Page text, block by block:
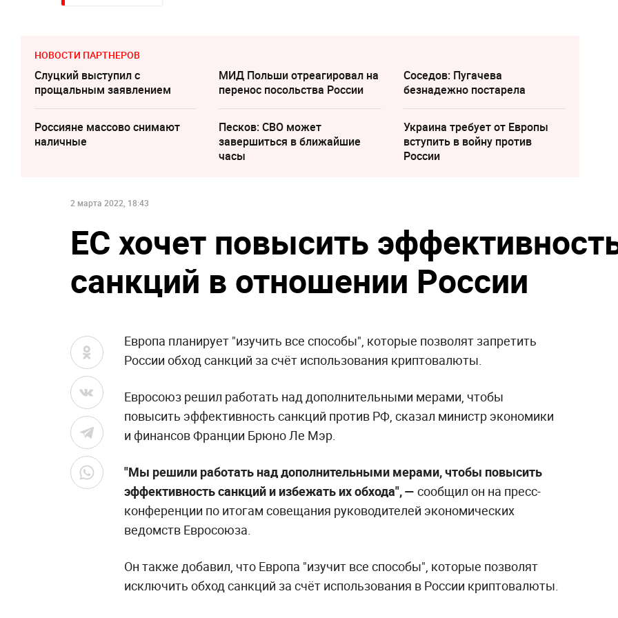
НОВОСТИ ПАРТНЕРОВ
Слуцкий выступил с
прощальным заявлением
МИД Польши отреагировал на
перенос посольства России
Соседов: Пугачева
безнадежно постарела
Россияне массово снимают
наличные
Песков: СВО может
завершиться в ближайшие
часы
Украина требует от Европы
вступить в войну против
России
2 марта 2022, 18:43
ЕС хочет повысить
санкций в отношении России
Европа планирует "изучить все способы", которые позволят запретить
России обход санкций за счёт использования криптовалюты.
Евросоюз решил работать над дополнительными мерами, чтобы
повысить эффективность санкций против РФ, сказал министр экономики
и финансов Франции Брюно Ле Мэр.
"Мы решили работать над дополнительными мерами, чтобы повысить
эффективность санкций и избежать их обхода", — сообщил он на пресс-
конференции по итогам совещания руководителей экономических
ведомств Евросоюза.
Он также добавил, что Европа "изучит все способы", которые позволят
исключить обход санкций за счёт использования в России криптовалюты.